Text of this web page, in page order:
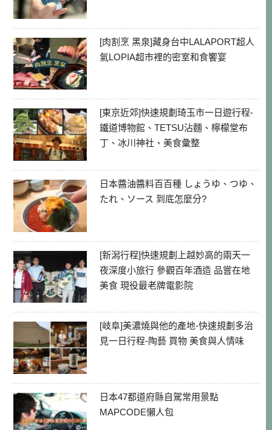
[肉割烹 黑泉]藏身台中LALAPORT超人
氣LOPIA超市裡的密室和食饗宴
[東京近郊]快速規劃琦玉市一日遊行程-
鐵道博物館、TETSU沾麵、檸檬堂布
丁、冰川神社、美食彙整
日本醬油醬料百百種 しょうゆ、つゆ、
たれ、ソース 到底怎麼分?
[新潟行程]快速規劃上越妙高的兩天一
夜深度小旅行 參觀百年酒造 品嘗在地
美食 現役最老牌電影院
[岐阜]美濃燒與他的產地-快速規劃多治
見一日行程-陶藝 買物 美食與人情味
日本47都道府縣自駕常用景點
MAPCODE懶人包